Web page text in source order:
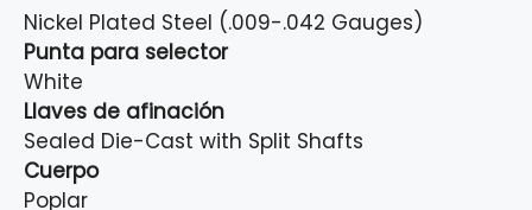
Nickel Plated Steel (.009-.042 Gauges)
Punta para selector
White
Llaves de afinación
Sealed Die-Cast with Split Shafts
Cuerpo
Poplar